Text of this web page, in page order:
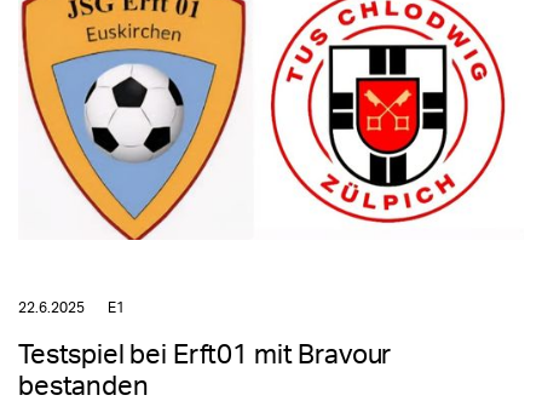
22.6.2025 E1
Testspiel bei Erft01 mit Bravour
bestanden